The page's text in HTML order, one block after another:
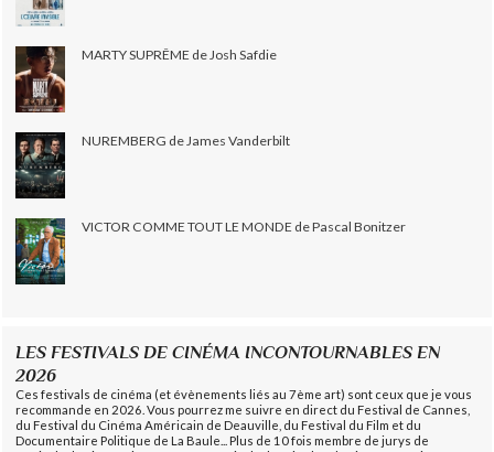
MARTY SUPRÊME de Josh Safdie
NUREMBERG de James Vanderbilt
VICTOR COMME TOUT LE MONDE de Pascal Bonitzer
LES FESTIVALS DE CINÉMA INCONTOURNABLES EN
2026
Ces festivals de cinéma (et évènements liés au 7ème art) sont ceux que je vous
recommande en 2026. Vous pourrez me suivre en direct du Festival de Cannes,
du Festival du Cinéma Américain de Deauville, du Festival du Film et du
Documentaire Politique de La Baule... Plus de 10 fois membre de jurys de